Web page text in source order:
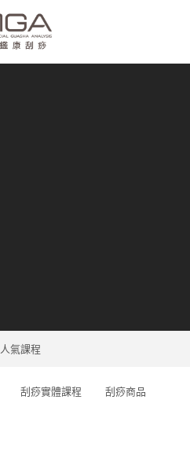
人氣課程
刮痧實體課程 刮痧商品